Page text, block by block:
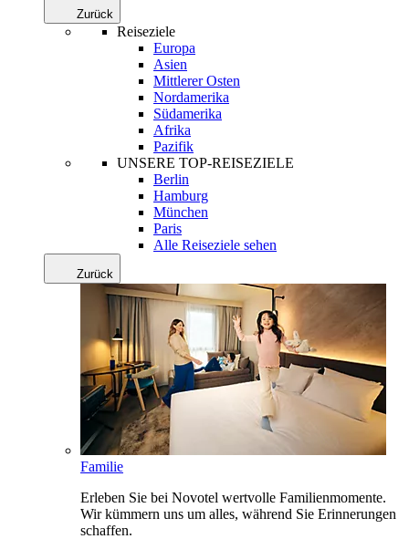
Zurück
Reiseziele
Europa
Asien
Mittlerer Osten
Nordamerika
Südamerika
Afrika
Pazifik
UNSERE TOP-REISEZIELE
Berlin
Hamburg
München
Paris
Alle Reiseziele sehen
Zurück
Familie
Erleben Sie bei Novotel wertvolle Familienmomente.
Wir kümmern uns um alles, während Sie Erinnerungen
schaffen.